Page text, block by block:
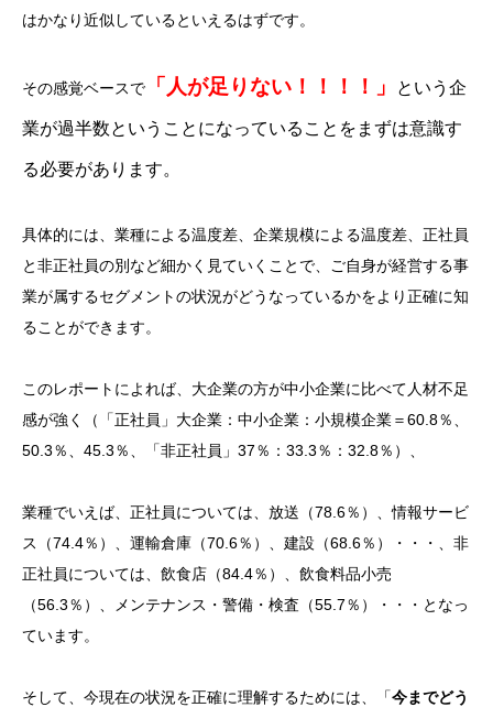
はかなり近似しているといえるはずです。
その感覚ベースで 「人が足りない！！！！」 という企
業が過半数ということになっていることをまずは意識す
る必要があります。
具体的には、業種による温度差、企業規模による温度差、正社員
と非正社員の別など細かく見ていくことで、ご自身が経営する事
業が属するセグメントの状況がどうなっているかをより正確に知
ることができます。
このレポートによれば、大企業の方が中小企業に比べて人材不足
感が強く（「正社員」大企業：中小企業：小規模企業＝60.8％、
50.3％、45.3％、「非正社員」37％：33.3％：32.8％）、
業種でいえば、正社員については、放送（78.6％）、情報サービ
ス（74.4％）、運輸倉庫（70.6％）、建設（68.6％）・・・、非
正社員については、飲食店（84.4％）、飲食料品小売
（56.3％）、メンテナンス・警備・検査（55.7％）・・・となっ
ています。
そして、今現在の状況を正確に理解するためには、「今までどう